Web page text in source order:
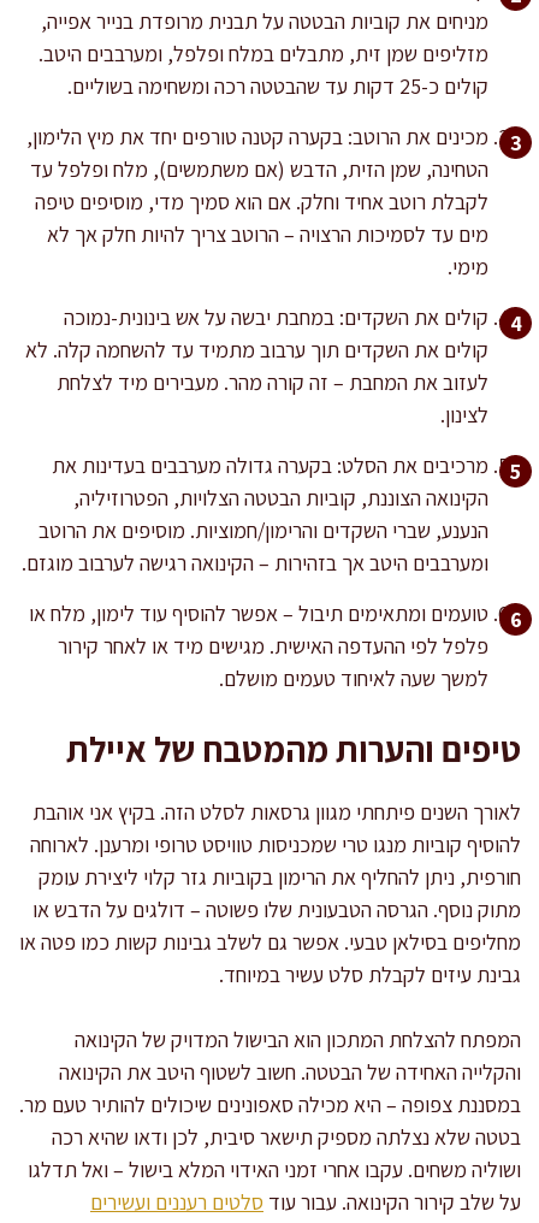
מניחים את קוביות הבטטה על תבנית מרופדת בנייר אפייה,
מזליפים שמן זית, מתבלים במלח ופלפל, ומערבבים היטב.
קולים כ-25 דקות עד שהבטטה רכה ומשחימה בשוליים.
מכינים את הרוטב: בקערה קטנה טורפים יחד את מיץ הלימון,
הטחינה, שמן הזית, הדבש (אם משתמשים), מלח ופלפל עד
לקבלת רוטב אחיד וחלק. אם הוא סמיך מדי, מוסיפים טיפה
מים עד לסמיכות הרצויה – הרוטב צריך להיות חלק אך לא
מימי.
קולים את השקדים: במחבת יבשה על אש בינונית-נמוכה
קולים את השקדים תוך ערבוב מתמיד עד להשחמה קלה. לא
לעזוב את המחבת – זה קורה מהר. מעבירים מיד לצלחת
לצינון.
מרכיבים את הסלט: בקערה גדולה מערבבים בעדינות את
הקינואה הצוננת, קוביות הבטטה הצלויות, הפטרוזיליה,
הנענע, שברי השקדים והרימון/חמוציות. מוסיפים את הרוטב
ומערבבים היטב אך בזהירות – הקינואה רגישה לערבוב מוגזם.
טועמים ומתאימים תיבול – אפשר להוסיף עוד לימון, מלח או
פלפל לפי ההעדפה האישית. מגישים מיד או לאחר קירור
למשך שעה לאיחוד טעמים מושלם.
טיפים והערות מהמטבח של איילת
לאורך השנים פיתחתי מגוון גרסאות לסלט הזה. בקיץ אני אוהבת
להוסיף קוביות מנגו טרי שמכניסות טוויסט טרופי ומרענן. לארוחה
חורפית, ניתן להחליף את הרימון בקוביות גזר קלוי ליצירת עומק
מתוק נוסף. הגרסה הטבעונית שלו פשוטה – דולגים על הדבש או
מחליפים בסילאן טבעי. אפשר גם לשלב גבינות קשות כמו פטה או
גבינת עיזים לקבלת סלט עשיר במיוחד.
המפתח להצלחת המתכון הוא הבישול המדויק של הקינואה
והקלייה האחידה של הבטטה. חשוב לשטוף היטב את הקינואה
במסננת צפופה – היא מכילה סאפונינים שיכולים להותיר טעם מר.
בטטה שלא נצלתה מספיק תישאר סיבית, לכן ודאו שהיא רכה
ושוליה משחים. עקבו אחרי זמני האידוי המלא בישול – ואל תדלגו
על שלב קירור הקינואה. עבור עוד סלטים רעננים ועשירים